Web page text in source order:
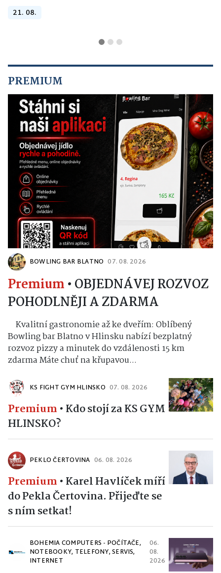
21. 08.
PREMIUM
BOWLING BAR BLATNO 07. 08. 2026
Premium • OBJEDNÁVEJ ROZVOZ
POHODLNĚJI A ZDARMA
Kvalitní gastronomie až ke dveřím: Oblíbený
Bowling bar Blatno v Hlinsku nabízí bezplatný
rozvoz pizzy a minutek do vzdálenosti 15 km
zdarma Máte chuť na křupavou...
KS FIGHT GYM HLINSKO 07. 08. 2026
Premium • Kdo stojí za KS GYM
HLINSKO?
PEKLO ČERTOVINA 06. 08. 2026
Premium • Karel Havlíček míří
do Pekla Čertovina. Přijeďte se
s ním setkat!
BOHEMIA COMPUTERS - POČÍTAČE,
NOTEBOOKY, TELEFONY, SERVIS,
INTERNET
06.
08.
2026